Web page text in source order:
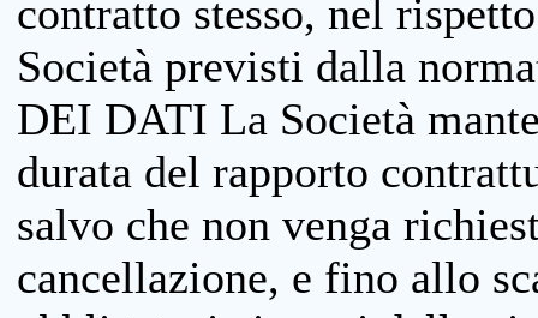
contratto stesso, nel
Società previsti dalla
DEI DATI La Società
durata del rapporto
salvo che non venga
cancellazione, e fino allo